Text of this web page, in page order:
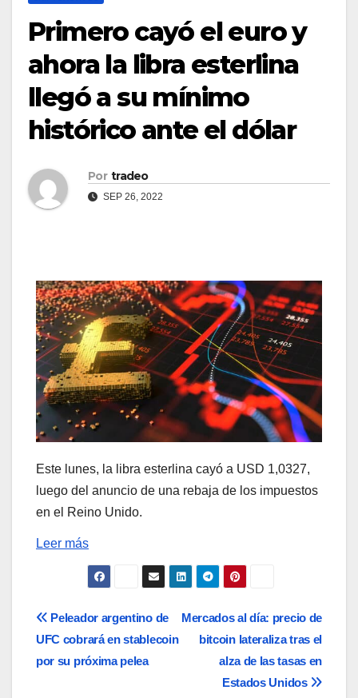
Primero cayó el euro y
ahora la libra esterlina
llegó a su mínimo
histórico ante el dólar
Por tradeo
SEP 26, 2022
Este lunes, la libra esterlina cayó a USD 1,0327,
luego del anuncio de una rebaja de los impuestos
en el Reino Unido.
Leer más
Navegación
de
Mercados al día: precio de
bitcoin lateraliza tras el
alza de las tasas en
Estados Unidos
Peleador argentino de
UFC cobrará en stablecoin
por su próxima pelea